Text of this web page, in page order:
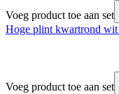
Voeg product toe aan set
Hoge plint kwartrond
Voeg product toe aan set